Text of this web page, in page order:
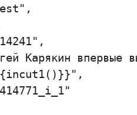
Карякин впервые